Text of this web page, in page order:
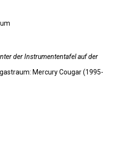
der Instrumententafel auf der